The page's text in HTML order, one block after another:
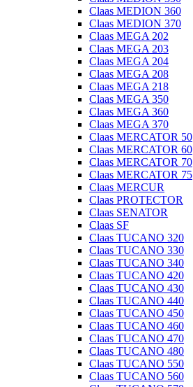
Claas MEDION 360
Claas MEDION 370
Claas MEGA 202
Claas MEGA 203
Claas MEGA 204
Claas MEGA 208
Claas MEGA 218
Claas MEGA 350
Claas MEGA 360
Claas MEGA 370
Claas MERCATOR 50
Claas MERCATOR 60
Claas MERCATOR 70
Claas MERCATOR 75
Claas MERCUR
Claas PROTECTOR
Claas SENATOR
Claas SF
Claas TUCANO 320
Claas TUCANO 330
Claas TUCANO 340
Claas TUCANO 420
Claas TUCANO 430
Claas TUCANO 440
Claas TUCANO 450
Claas TUCANO 460
Claas TUCANO 470
Claas TUCANO 480
Claas TUCANO 550
Claas TUCANO 560